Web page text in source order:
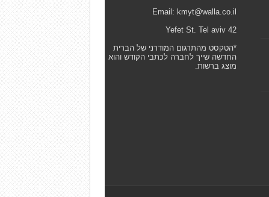
Email: kmyt@walla.co.il
42 Yefet St. Tel aviv
*הטקסט מהתרגום המודרני של הברית
החדשה שייך לחברה לכתבי הקודש והוא
מוצג ברשות.